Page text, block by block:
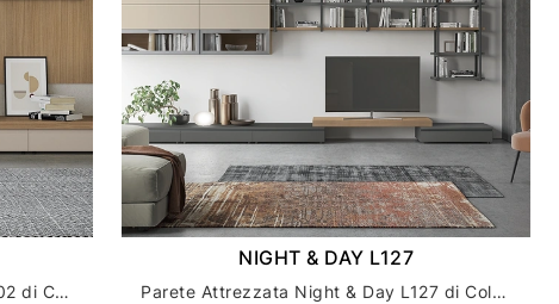
Parete Attrezzata Golf Contract R102 di Colombini Casa
NIGHT & DAY L127
Parete Attrezzata Night & Day L127 di Colombini Casa